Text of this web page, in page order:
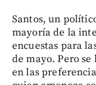
Santos, un
mayoría de la
encuestas para
de mayo. Pero
en las